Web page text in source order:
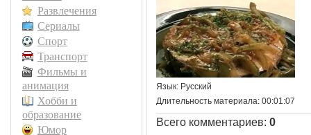
Развлечения
Сериалы
Спорт
Транспорт
Фильмы и
анимация
Хобби и
образование
Юмор
Язык: Русский
Длительность материала: 00:01:07
Всего комментариев: 0